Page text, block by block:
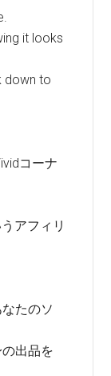
it looks
down to
コーナ
アフィリ
たのソ
出品を